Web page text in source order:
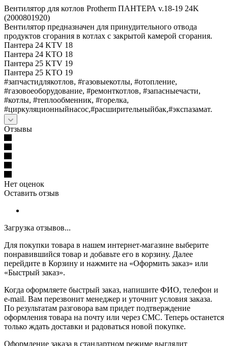
Вентилятор для котлов Protherm ПАНТЕРА v.18-19 24K
(2000801920)
Вентилятор предназначен для принудительного отвода
продуктов сгорания в котлах с закрытой камерой сгорания.
Пантера 24 KTV 18
Пантера 24 KTO 18
Пантера 25 KTV 19
Пантера 25 KTО 19
#запчастидлякотлов, #газовыекотлы, #отопление,
#газовоеоборудование, #ремонткотлов, #запасныечасти,
#котлы, #теплообменник, #горелка,
#циркуляционныйнасос,#расширительныйбак,#экспазамат.
Отзывы
Нет оценок
Оставить отзыв
Загрузка отзывов...
Для покупки товара в нашем интернет-магазине выберите
понравившийся товар и добавьте его в корзину. Далее
перейдите в Корзину и нажмите на «Оформить заказ» или
«Быстрый заказ».
Когда оформляете быстрый заказ, напишите ФИО, телефон и
e-mail. Вам перезвонит менеджер и уточнит условия заказа.
По результатам разговора вам придет подтверждение
оформления товара на почту или через СМС. Теперь останется
только ждать доставки и радоваться новой покупке.
Оформление заказа в стандартном режиме выглядит